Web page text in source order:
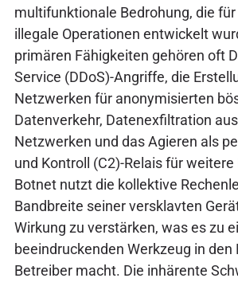
multifunktionale Bedrohung, die
illegale Operationen entwickelt
primären Fähigkeiten gehören oft
Service (DDoS)-Angriffe, die
Netzwerken für anonymisierten
Datenverkehr, Datenexfiltration
Netzwerken und das Agieren als
und Kontroll (C2)-Relais für weitere
Botnet nutzt die kollektive
Bandbreite seiner versklavten
Wirkung zu verstärken, was es zu
beeindruckenden Werkzeug in den
Betreiber macht. Die inhärente